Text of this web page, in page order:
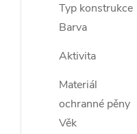
Typ konstrukce
Barva
Aktivita
Materiál
ochranné pěny
Věk